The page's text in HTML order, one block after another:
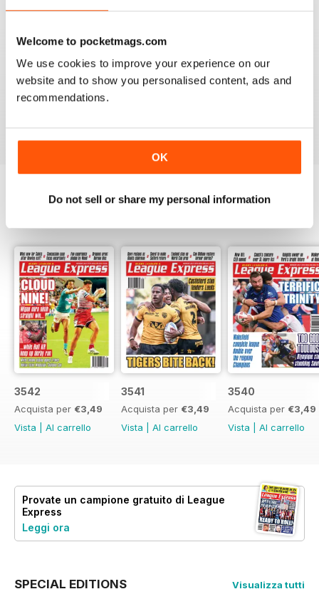
Welcome to pocketmags.com
We use cookies to improve your experience on our
website and to show you personalised content, ads and
recommendations.
OK
Do not sell or share my personal information
LEAGUE EXPRESS
Great read - congratulations on keeping going
throughout the pandemic!
3542
Acquista per €3,49
Vista
Al carrello
3541
Acquista per €3,49
Vista
Al carrello
3540
Acquista per €3,49
Vista
Al carrello
Provate un campione gratuito di League
Express
Leggi ora
SPECIAL EDITIONS Visualizza tutti